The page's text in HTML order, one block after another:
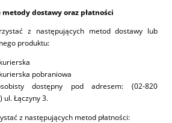
dostawy oraz płatności
z następujących metod dostawy lub
produktu:
pobraniowa
dostępny pod adresem: (02-820
ul. Łączyny 3.
z następujących metod płatności: